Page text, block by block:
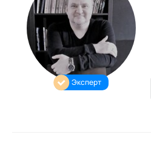
Эксперт